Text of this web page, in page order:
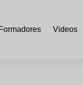
Formadores Videos